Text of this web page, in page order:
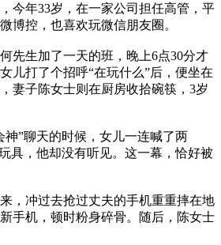
年33岁，在一家公司担任高管，平
博控，也喜欢玩微信朋友圈。
生加了一天的班，晚上6点30分才
儿打了个招呼“在玩什么”后，便坐在
妻子陈女士则在厨房收拾碗筷，3岁
”聊天的时候，女儿一连喊了两
具，他却没有听见。这一幕，恰好被
冲过去抢过丈夫的手机重重摔在地
手机，顿时粉身碎骨。随后，陈女士